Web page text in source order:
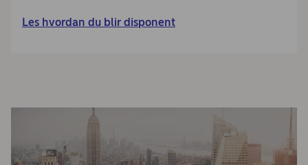
Les hvordan du blir disponent